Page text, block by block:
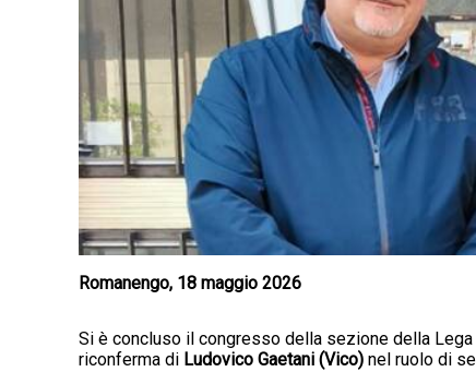
Romanengo, 18 maggio 2026
Si è concluso il congresso della sezione della
riconferma di Ludovico Gaetani (Vico) nel ruolo di